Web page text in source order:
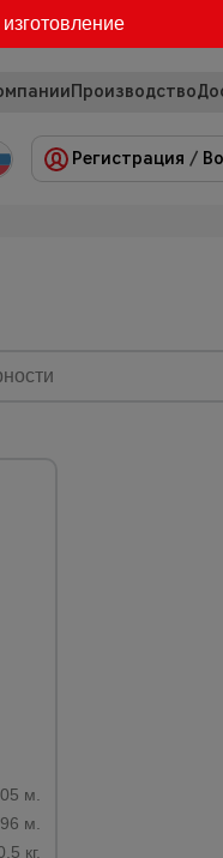
Производство
Регистрация /
м.
м.
кг.